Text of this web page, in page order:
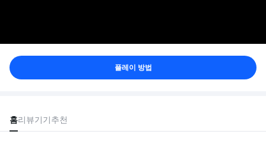
플레이 방법
홈리뷰기기추천